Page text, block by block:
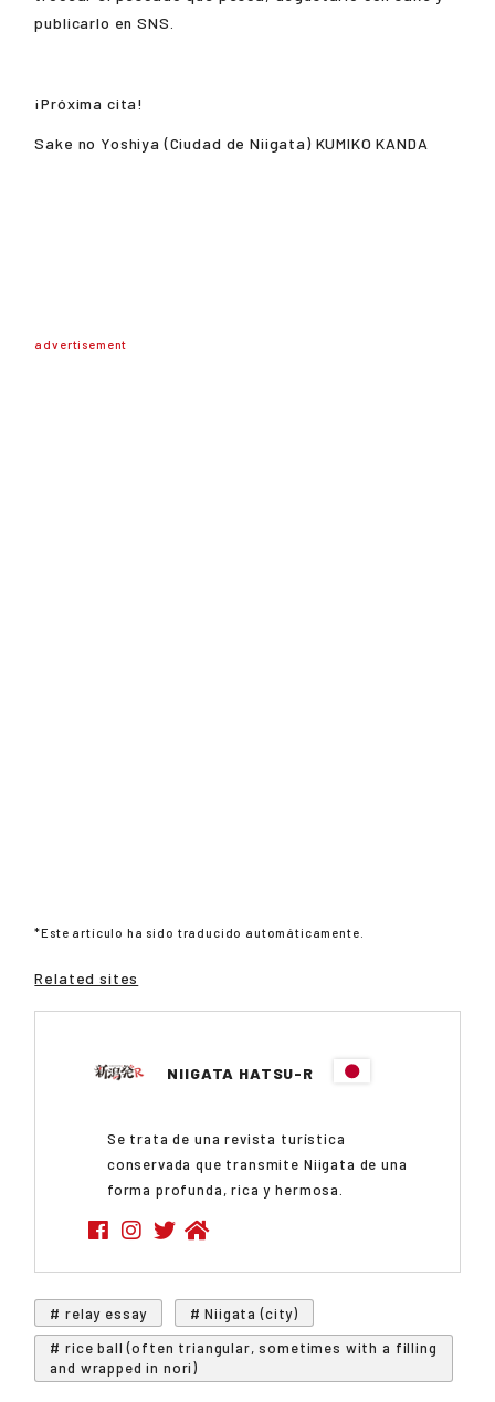
publicarlo en SNS.
¡Próxima cita!
Sake no Yoshiya (Ciudad de Niigata) KUMIKO KANDA
advertisement
*Este artículo ha sido traducido automáticamente.
Related sites
NIIGATA HATSU-R
Se trata de una revista turística
conservada que transmite Niigata de una
forma profunda, rica y hermosa.
# relay essay
# Niigata (city)
# rice ball (often triangular, sometimes with a filling
and wrapped in nori)